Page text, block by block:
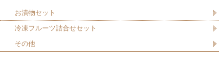
お漬物セット
冷凍フルーツ詰合せセット
その他